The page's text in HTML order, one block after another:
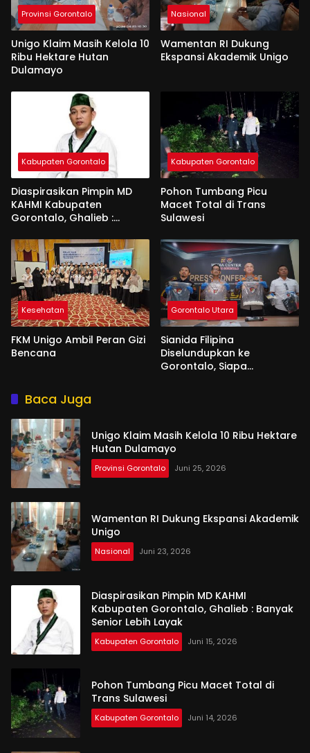
Provinsi Gorontalo
Unigo Klaim Masih Kelola 10
Ribu Hektare Hutan
Dulamayo
Nasional
Wamentan RI Dukung
Ekspansi Akademik Unigo
Kabupaten Gorontalo
Diaspirasikan Pimpin MD
KAHMI Kabupaten
Gorontalo, Ghalieb :
Kabupaten Gorontalo
Pohon Tumbang Picu
Macet Total di Trans
Sulawesi
Kesehatan
FKM Unigo Ambil Peran Gizi
Bencana
Gorontalo Utara
Sianida Filipina
Diselundupkan ke
Gorontalo, Siapa
Baca Juga
Unigo Klaim Masih Kelola 10 Ribu Hektare
Hutan Dulamayo
Provinsi Gorontalo Juni 25, 2026
Wamentan RI Dukung Ekspansi Akademik
Unigo
Nasional Juni 23, 2026
Diaspirasikan Pimpin MD KAHMI
Kabupaten Gorontalo, Ghalieb : Banyak
Senior Lebih Layak
Kabupaten Gorontalo Juni 15, 2026
Pohon Tumbang Picu Macet Total di
Trans Sulawesi
Kabupaten Gorontalo Juni 14, 2026